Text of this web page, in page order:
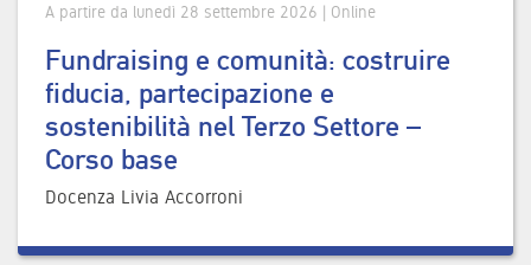
A partire da lunedì 28 settembre 2026 | Online
Fundraising e comunità: costruire
fiducia, partecipazione e
sostenibilità nel Terzo Settore –
Corso base
Docenza Livia Accorroni